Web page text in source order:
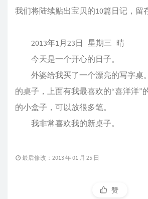
我们将陆续贴出宝贝的10篇日记，留
2013年1月23日 星期三 晴
今天是一个开心的日子。
外婆给我买了一个漂亮的写字桌
的桌子，上面有我最喜欢的“喜洋洋”
的小盒子，可以放很多笔。
我非常喜欢我的新桌子。
最后修改：2013 年 01 月 25 日
赞